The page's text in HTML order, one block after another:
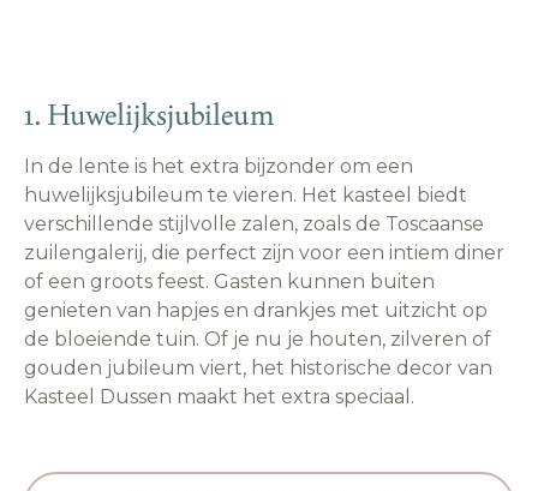
1. Huwelijksjubileum
In de lente is het extra bijzonder om een
huwelijksjubileum te vieren. Het kasteel biedt
verschillende stijlvolle zalen, zoals de Toscaanse
zuilengalerij, die perfect zijn voor een intiem diner
of een groots feest. Gasten kunnen buiten
genieten van hapjes en drankjes met uitzicht op
de bloeiende tuin. Of je nu je houten, zilveren of
gouden jubileum viert, het historische decor van
Kasteel Dussen maakt het extra speciaal.